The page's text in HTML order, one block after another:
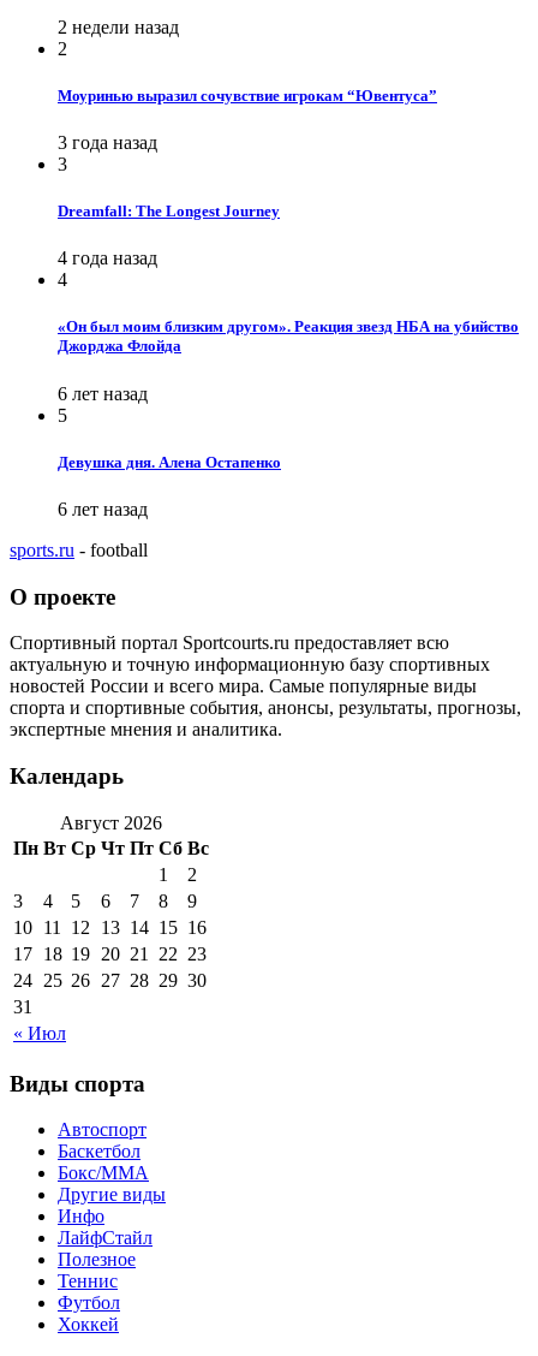
2 недели назад
2
Моуринью выразил сочувствие игрокам “Ювентуса”
3 года назад
3
Dreamfall: The Longest Journey
4 года назад
4
«Он был моим близким другом». Реакция звезд НБА на убийство
Джорджа Флойда
6 лет назад
5
Девушка дня. Алена Остапенко
6 лет назад
sports.ru - football
О проекте
Спортивный портал Sportcourts.ru предоставляет всю
актуальную и точную информационную базу спортивных
новостей России и всего мира. Самые популярные виды
спорта и спортивные события, анонсы, результаты, прогнозы,
экспертные мнения и аналитика.
Календарь
Август 2026
Пн Вт Ср Чт Пт Сб Вс
« Июл
1
2
3
4 5 6 7 8
9
10 11 12 13 14 15 16
17 18 19 20 21 22 23
24 25 26 27 28 29 30
31
Виды спорта
Автоспорт
Баскетбол
Бокс/MMA
Другие виды
Инфо
ЛайфСтайл
Полезное
Теннис
Футбол
Хоккей